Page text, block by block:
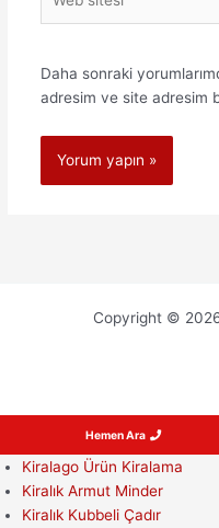
sitesi
Daha sonraki
adresim ve site adresim
Copyright © 2026
Hemen Ara
Kiralago Ürün Kiralama
Kiralık Armut Minder
Kiralık Kubbeli Çadır